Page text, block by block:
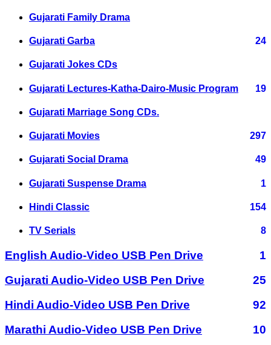
Gujarati Family Drama
Gujarati Garba 24
Gujarati Jokes CDs
Gujarati Lectures-Katha-Dairo-Music Program 19
Gujarati Marriage Song CDs.
Gujarati Movies 297
Gujarati Social Drama 49
Gujarati Suspense Drama 1
Hindi Classic 154
TV Serials 8
English Audio-Video USB Pen Drive
1
Gujarati Audio-Video USB Pen Drive
25
Hindi Audio-Video USB Pen Drive
92
Marathi Audio-Video USB Pen Drive
10